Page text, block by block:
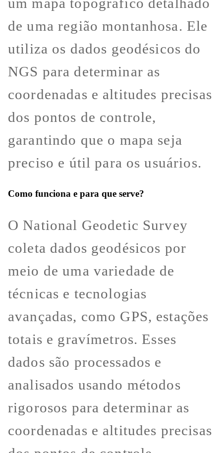
de uma região montanhosa. Ele
utiliza os dados geodésicos do
NGS para determinar as
coordenadas e altitudes precisas
dos pontos de controle,
garantindo que o mapa seja
preciso e útil para os usuários.
Como funciona e para que serve?
O National Geodetic Survey
coleta dados geodésicos por
meio de uma variedade de
técnicas e tecnologias
avançadas, como GPS, estações
totais e gravímetros. Esses
dados são processados e
analisados usando métodos
rigorosos para determinar as
coordenadas e altitudes precisas